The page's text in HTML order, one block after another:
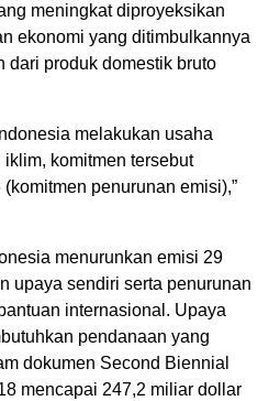
meningkat diproyeksikan
ekonomi yang ditimbulkannya
dari produk domestik bruto
melakukan usaha
komitmen tersebut
penurunan emisi),”
menurunkan emisi 29
upaya sendiri serta penurunan
internasional. Upaya
pendanaan yang
dokumen Second Biennial
mencapai 247,2 miliar dollar